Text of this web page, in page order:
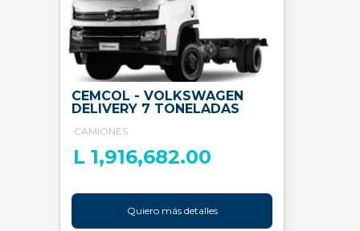
CEMCOL - VOLKSWAGEN
DELIVERY 7 TONELADAS
CAMIONES
L 1,916,682.00
Quiero más detalles